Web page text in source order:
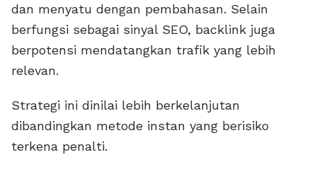
dan menyatu dengan pembahasan. Selain
berfungsi sebagai sinyal SEO, backlink juga
berpotensi mendatangkan trafik yang lebih
relevan.
Strategi ini dinilai lebih berkelanjutan
dibandingkan metode instan yang berisiko
terkena penalti.